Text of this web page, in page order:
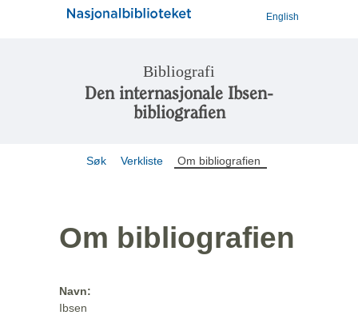
English
Bibliografi
Den internasjonale Ibsen-
bibliografien
Søk Verkliste Om bibliografien
Om bibliografien
Navn:
Ibsen